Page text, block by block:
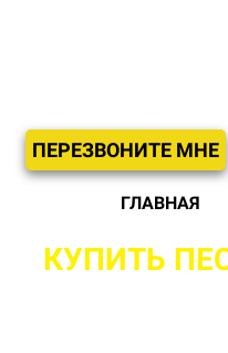
ПЕРЕЗВОНИТЕ МНЕ
ГЛАВНАЯ
КУПИТЬ